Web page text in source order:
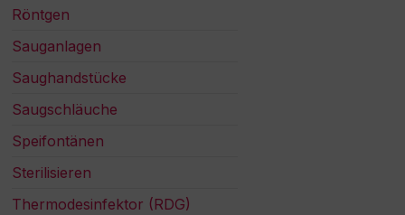
Röntgen
Sauganlagen
Saughandstücke
Saugschläuche
Speifontänen
Sterilisieren
Thermodesinfektor (RDG)